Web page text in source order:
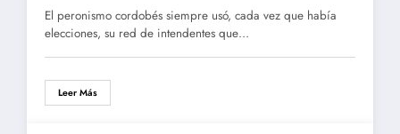
El peronismo cordobés siempre usó, cada vez que había
elecciones, su red de intendentes que…
Leer Más